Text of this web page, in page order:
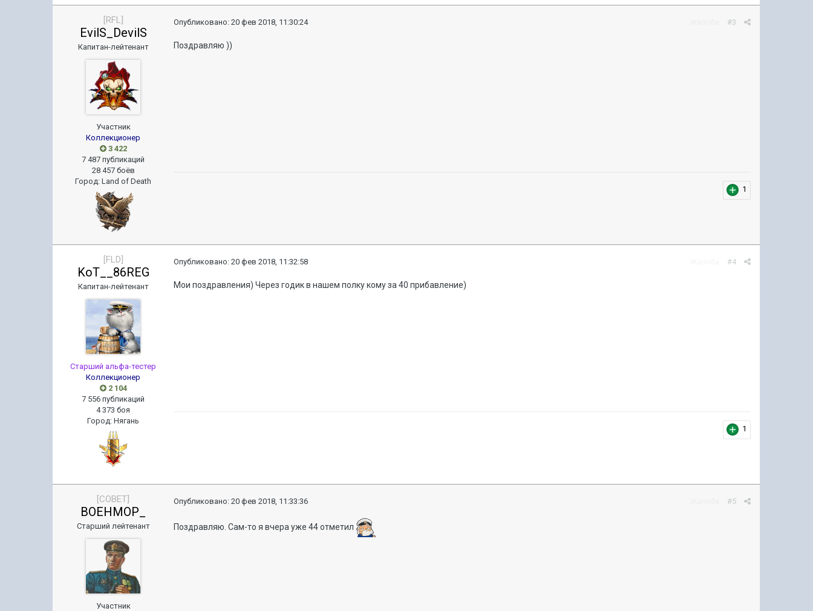
[RFL]
EvilS_DevilS
Капитан-лейтенант
Участник
Коллекционер
3 422
7 487 публикаций
28 457 боёв
Город:Land of Death
#3
Опубликовано:20 фев 2018, 11:30:24
Поздравляю ))
1
[FLD]
KoT__86REG
Капитан-лейтенант
Старший альфа-тестер
Коллекционер
2 104
7 556 публикаций
4 373 боя
Город:Нягань
#4
Опубликовано:20 фев 2018, 11:32:58
Мои поздравления) Через годик в нашем полку кому за 40 прибавление)
1
[COBET]
BOEHMOP_
Старший лейтенант
Участник
#5
Опубликовано:20 фев 2018, 11:33:36
Поздравляю. Сам-то я вчера уже 44 отметил